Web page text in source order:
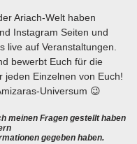
Ariach-Welt haben
Instagram Seiten und
live auf Veranstaltungen.
bewerbt Euch für die
jeden Einzelnen von Euch!
Universum 😉
meinen Fragen gestellt haben
gegeben haben.